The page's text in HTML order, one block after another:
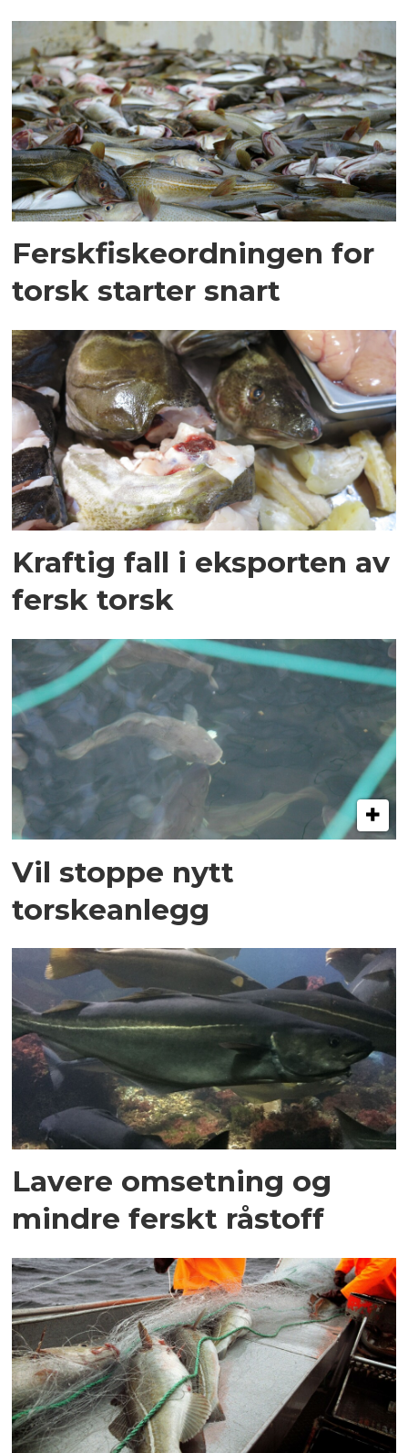
Ferskfiskeordningen for
torsk starter snart
Kraftig fall i eksporten av
fersk torsk
Vil stoppe nytt
torskeanlegg
Lavere omsetning og
mindre ferskt råstoff